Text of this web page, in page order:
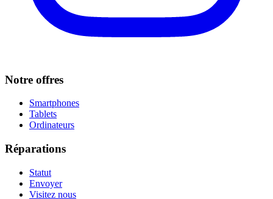
Notre offres
Smartphones
Tablets
Ordinateurs
Réparations
Statut
Envoyer
Visitez nous